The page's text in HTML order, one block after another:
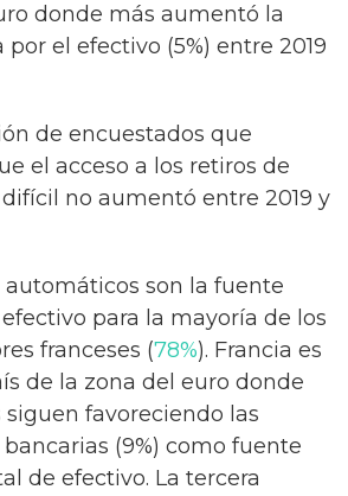
donde más aumentó la
el efectivo (5%) entre 2019
de encuestados que
el acceso a los retiros de
no aumentó entre 2019 y
automáticos son la fuente
para la mayoría de los
franceses (78%). Francia es
de la zona del euro donde
siguen favoreciendo las
(9%) como fuente
de efectivo. La tercera